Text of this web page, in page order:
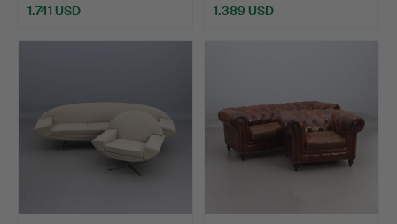
1.741 USD 1.389 USD